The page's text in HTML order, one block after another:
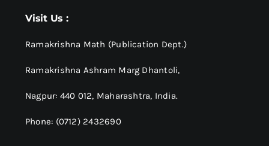
Visit Us :
Ramakrishna Math (Publication Dept.)
Ramakrishna Ashram Marg Dhantoli,
Nagpur: 440 012, Maharashtra, India.
Phone: (0712) 2432690